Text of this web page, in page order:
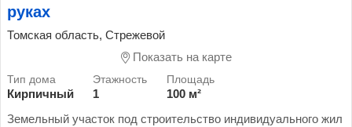
руках
Томская область, Стрежевой
Показать на карте
Кирпичный 1
100 м²
Земельный участок под строительство индивидуального жил